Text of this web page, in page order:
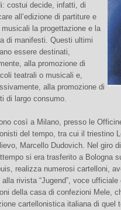
costui decide, infatti, di
all’edizione di partiture e
musicali la progettazione e la
di manifesti. Questi ultimi
essere destinati,
alla promozione di
teatrali o musicali e,
alla promozione di
di largo consumo.
così a Milano, presso le
del tempo, tra cui il triestino
Marcello Dudovich. Nel giro
si era trasferito a Bologna
realizza numerosi cartelloni,
rivista “Jugend”, voce
della casa di confezioni Mele,
cartellonistica italiana di quel